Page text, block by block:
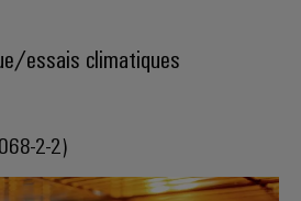
essais climatiques
2-2)